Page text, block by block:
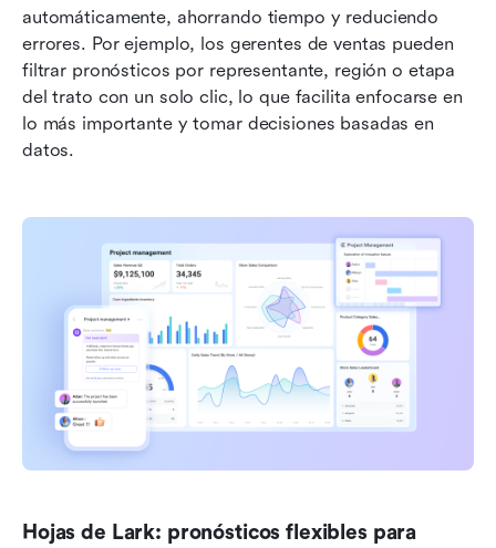
automáticamente, ahorrando tiempo y reduciendo
errores. Por ejemplo, los gerentes de ventas pueden
filtrar pronósticos por representante, región o etapa
del trato con un solo clic, lo que facilita enfocarse en
lo más importante y tomar decisiones basadas en
datos.
Hojas de Lark: pronósticos flexibles para